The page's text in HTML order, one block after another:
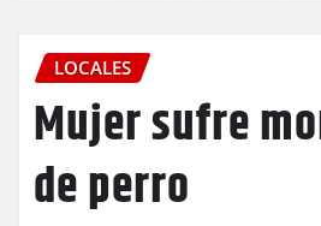
LOCALES
Mujer sufre
de perro